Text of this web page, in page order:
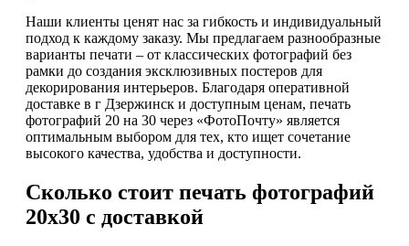
Наши клиенты ценят нас за гибкость и индивидуальный
подход к каждому заказу. Мы предлагаем разнообразные
варианты печати – от классических фотографий без
рамки до создания эксклюзивных постеров для
декорирования интерьеров. Благодаря оперативной
доставке в г Дзержинск и доступным ценам, печать
фотографий 20 на 30 через «ФотоПочту» является
оптимальным выбором для тех, кто ищет сочетание
высокого качества, удобства и доступности.
Сколько стоит печать фотографий
20х30 с доставкой